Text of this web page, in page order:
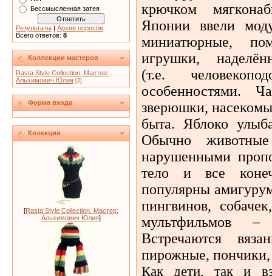
Бессмысленная затея
Результаты | Архив опросов
Всего ответов: 8
Коллекции мастеров
Rasta Style Collection. Мастер:
Альхимович Юлия [2]
Форма входа
Колекции
[Rasta Style Collection. Мастер:
Альхимович Юлия]
крючком
Японии ввели
миниатюрные,
игрушки,
(т.е.
особенностями.
зверюшки,
быта. Яблоко
Обычно
нарушенными
тело и все
популярны
пингвинов,
мультфильмов
Встречаются
пирожные,
Как дети, так и